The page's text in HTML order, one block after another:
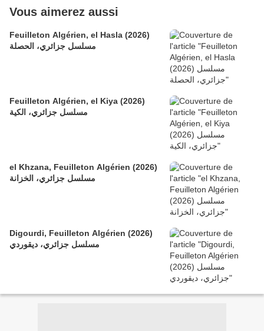
Vous aimerez aussi
Feuilleton Algérien, el Hasla (2026)
مسلسل جزائري، الحصلة
Feuilleton Algérien, el Kiya (2026)
مسلسل جزائري، الكية
el Khzana, Feuilleton Algérien (2026)
مسلسل جزائري، الخزانة
Digourdi, Feuilleton Algérien (2026)
مسلسل جزائري، ديقوردي